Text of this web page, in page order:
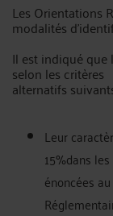
Les Orientations
modalités
Il est indiqué
selon les critères
alternatifs
Leur
15%dans
énoncées